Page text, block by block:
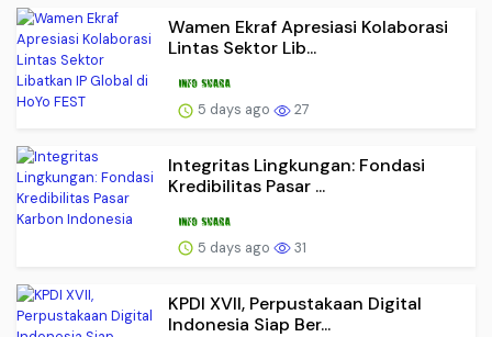
Wamen Ekraf Apresiasi Kolaborasi
Lintas Sektor Lib...
5 days ago 27
Integritas Lingkungan: Fondasi
Kredibilitas Pasar ...
5 days ago 31
KPDI XVII, Perpustakaan Digital
Indonesia Siap Ber...